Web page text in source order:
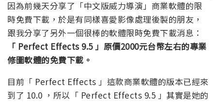
因為前幾天分享了「中文版威力導演」商業軟體的限
時免費下載，於是有同樣喜愛影像處理後製的朋友，
跟我分享了另外一個很棒的軟體限時免費下載消息：
「 Perfect Effects 9.5 」原價2000元台幣左右的專業
修圖軟體的免費下載。
目前「 Perfect Effects 」這款商業軟體的版本已經來
到了 10.0 ，所以「 Perfect Effects 9.5 」其實是她的